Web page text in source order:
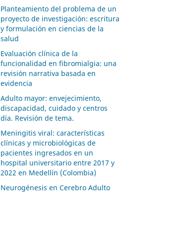
Planteamiento del problema de un
proyecto de investigación: escritura
y formulación en ciencias de la
salud
Evaluación clínica de la
funcionalidad en fibromialgia: una
revisión narrativa basada en
evidencia
Adulto mayor: envejecimiento,
discapacidad, cuidado y centros
día. Revisión de tema.
Meningitis viral: características
clínicas y microbiológicas de
pacientes ingresados en un
hospital universitario entre 2017 y
2022 en Medellín (Colombia)
Neurogénesis en Cerebro Adulto